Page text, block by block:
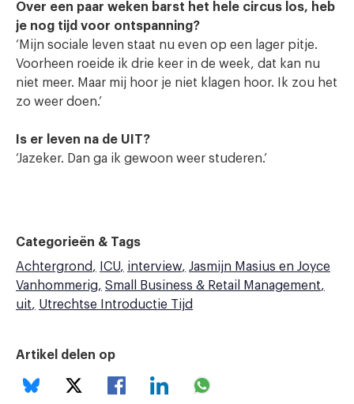
Over een paar weken barst het hele circus los, heb
je nog tijd voor ontspanning?
‘Mijn sociale leven staat nu even op een lager pitje.
Voorheen roeide ik drie keer in de week, dat kan nu
niet meer. Maar mij hoor je niet klagen hoor. Ik zou het
zo weer doen.’
Is er leven na de UIT?
‘Jazeker. Dan ga ik gewoon weer studeren.’
Categorieën & Tags
Achtergrond
ICU interview Jasmijn Masius en Joyce
Vanhommerig
Small Business & Retail Management
uit
Utrechtse Introductie Tijd
Artikel delen op